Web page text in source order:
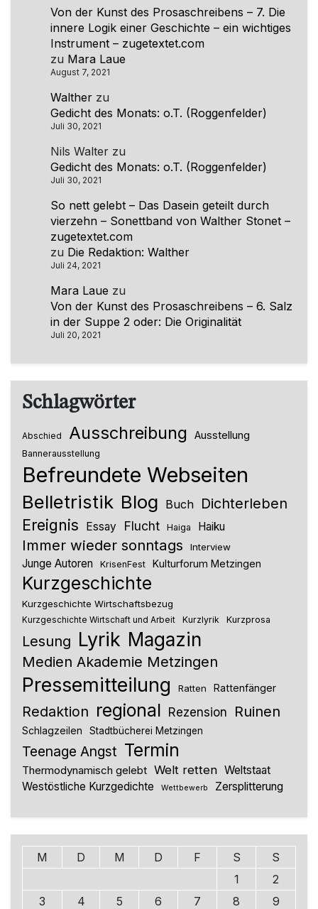
Von der Kunst des Prosaschreibens – 7. Die
innere Logik einer Geschichte – ein wichtiges
Instrument – zugetextet.com
zu Mara Laue
August 7, 2021
Walther zu
Gedicht des Monats: o.T. (Roggenfelder)
Juli 30, 2021
Nils Walter zu
Gedicht des Monats: o.T. (Roggenfelder)
Juli 30, 2021
So nett gelebt – Das Dasein geteilt durch
vierzehn – Sonettband von Walther Stonet –
zugetextet.com
zu Die Redaktion: Walther
Juli 24, 2021
Mara Laue zu
Von der Kunst des Prosaschreibens – 6. Salz
in der Suppe 2 oder: Die Originalität
Juli 20, 2021
Schlagwörter
Abschied Ausschreibung Ausstellung
Bannerausstellung
Befreundete Webseiten
Belletristik Blog Buch Dichterleben
Ereignis Essay Flucht Haiga Haiku
Immer wieder sonntags Interview
Junge Autoren KrisenFest Kulturforum Metzingen
Kurzgeschichte
Kurzgeschichte Wirtschaftsbezug
Kurzgeschichte Wirtschaft und Arbeit Kurzlyrik Kurzprosa
Lesung Lyrik Magazin
Medien Akademie Metzingen
Pressemitteilung Ratten Rattenfänger
Redaktion regional Rezension Ruinen
Schlagzeilen Stadtbücherei Metzingen
Teenage Angst Termin
Thermodynamisch gelebt Welt retten Weltstaat
Westöstliche Kurzgedichte
Wettbewerb Zersplitterung
M D M D F S
S
1
2
3
4 5 6 7 8
9